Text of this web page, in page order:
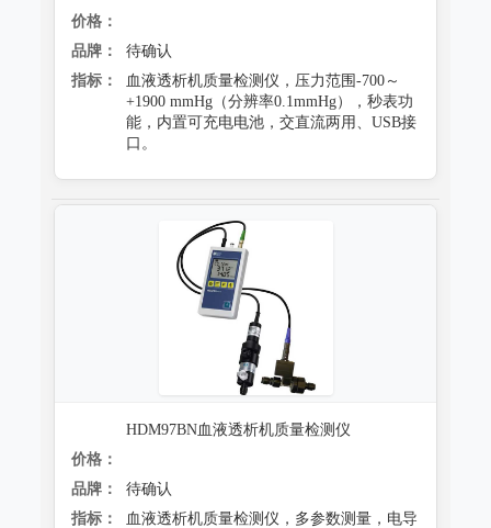
价格：
品牌：
待确认
指标：
血液透析机质量检测仪，压力范围-700～
+1900 mmHg（分辨率0.1mmHg），秒表功
能，内置可充电电池，交直流两用、USB接
口。
HDM97BN血液透析机质量检测仪
价格：
品牌：
待确认
指标：
血液透析机质量检测仪，多参数测量，电导